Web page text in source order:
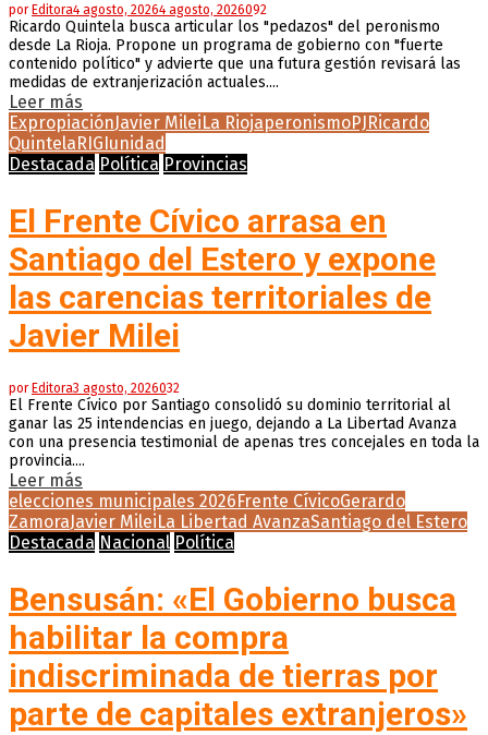
porEditora4 agosto, 20264 agosto, 2026092
Ricardo Quintela busca articular los "pedazos" del peronismo
desde La Rioja. Propone un programa de gobierno con "fuerte
contenido político" y advierte que una futura gestión revisará las
medidas de extranjerización actuales....
Leer más
ExpropiaciónJavier MileiLa RiojaperonismoPJRicardo
QuintelaRIGIunidad
Destacada Política Provincias
El Frente Cívico arrasa en
Santiago del Estero y expone
las carencias territoriales de
Javier Milei
por Editora3 agosto, 2026032
El Frente Cívico por Santiago consolidó su dominio territorial al
ganar las 25 intendencias en juego, dejando a La Libertad Avanza
con una presencia testimonial de apenas tres concejales en toda la
provincia....
Leer más
elecciones municipales 2026 Frente CívicoGerardo
ZamoraJavier Milei La Libertad AvanzaSantiago del Estero
Destacada Nacional Política
Bensusán: «El Gobierno busca
habilitar la compra
indiscriminada de tierras por
parte de capitales extranjeros»